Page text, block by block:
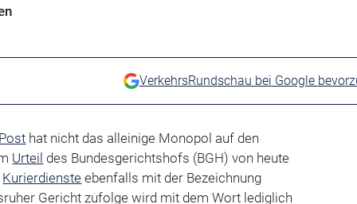
VerkehrsRundschau bei Google
hat nicht das alleinige Monopol auf den
Urteil des Bundesgerichtshofs (BGH) von heute
Kurierdienste ebenfalls mit der Bezeichnung
Gericht zufolge wird mit dem Wort lediglich